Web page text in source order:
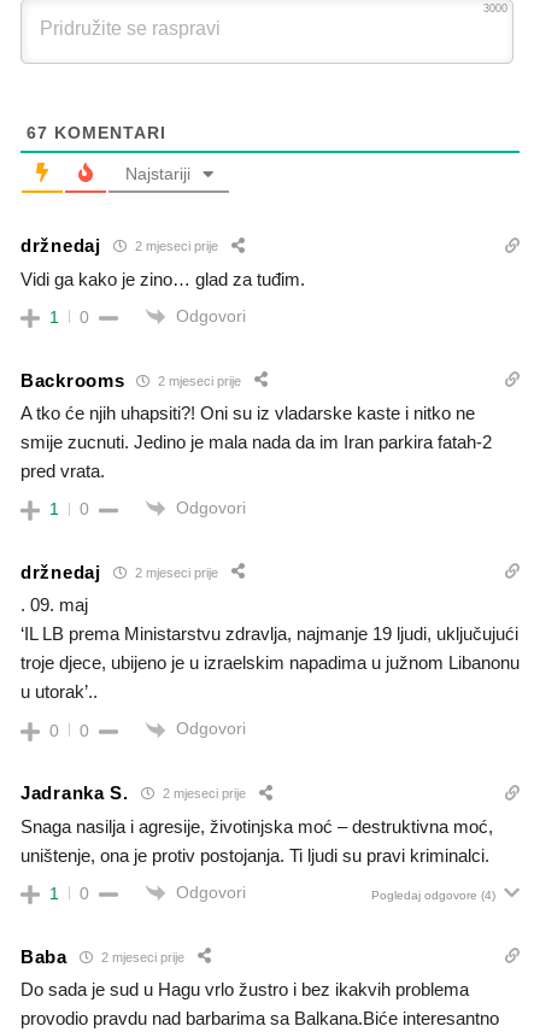
3000
67 KOMENTARI
Najstariji
držnedaj 2 mjeseci prije
Vidi ga kako je zino… glad za tuđim.
1 0 Odgovori
Backrooms 2 mjeseci prije
A tko će njih uhapsiti?! Oni su iz vladarske kaste i nitko ne
smije zucnuti. Jedino je mala nada da im Iran parkira fatah-2
pred vrata.
1 0 Odgovori
držnedaj 2 mjeseci prije
. 09. maj
‘IL LB prema Ministarstvu zdravlja, najmanje 19 ljudi, uključujući
troje djece, ubijeno je u izraelskim napadima u južnom Libanonu
u utorak’..
0 0 Odgovori
Jadranka S. 2 mjeseci prije
Snaga nasilja i agresije, životinjska moć – destruktivna moć,
uništenje, ona je protiv postojanja. Ti ljudi su pravi kriminalci.
1 0 Odgovori Pogledaj odgovore (4)
Baba 2 mjeseci prije
Do sada je sud u Hagu vrlo žustro i bez ikakvih problema
provodio pravdu nad barbarima sa Balkana.Biće interesantno